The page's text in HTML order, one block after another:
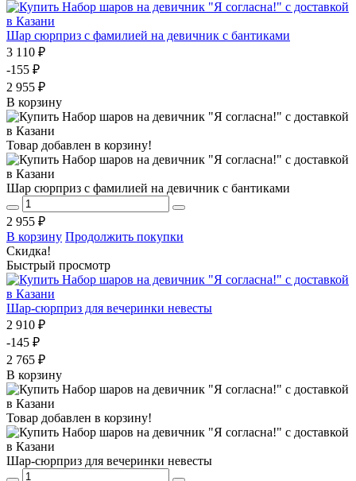
Шар сюрприз с фамилией на девичник с бантиками
3 110 ₽
-155 ₽
2 955 ₽
В корзину
Товар добавлен в корзину!
Шар сюрприз с фамилией на девичник с бантиками
2 955 ₽
В корзину Продолжить покупки
Скидка!
Быстрый просмотр
Шар-сюрприз для вечеринки невесты
2 910 ₽
-145 ₽
2 765 ₽
В корзину
Товар добавлен в корзину!
Шар-сюрприз для вечеринки невесты